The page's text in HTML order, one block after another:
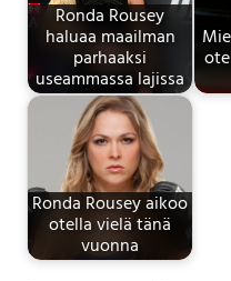
Ronda Rousey
haluaa maailman
parhaaksi
useammassa lajissa
Ronda Rousey aikoo
otella vielä tänä
vuonna